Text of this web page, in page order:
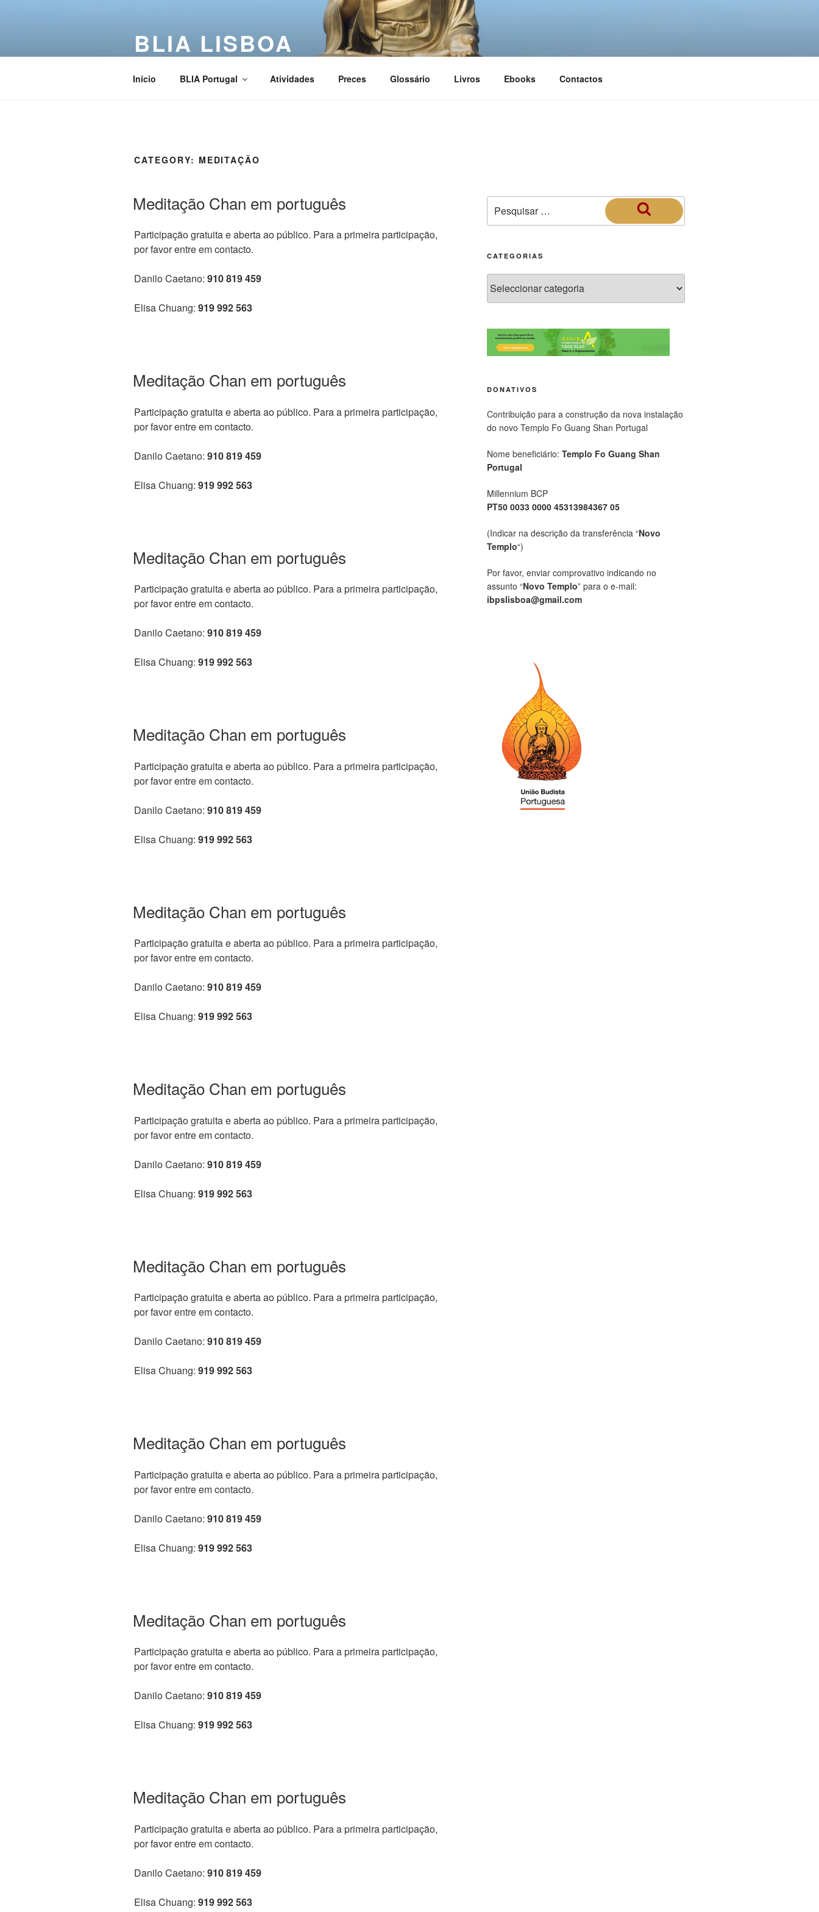
BLIA LISBOA
Início BLIA Portugal Atividades Preces Glossário Livros Ebooks Contactos
CATEGORY: MEDITAÇÃO
Meditação Chan em português
Participação gratuita e aberta ao público. Para a primeira participação,
por favor entre em contacto.
Danilo Caetano: 910 819 459
Elisa Chuang: 919 992 563
Meditação Chan em português
Participação gratuita e aberta ao público. Para a primeira participação,
por favor entre em contacto.
Danilo Caetano: 910 819 459
Elisa Chuang: 919 992 563
Meditação Chan em português
Participação gratuita e aberta ao público. Para a primeira participação,
por favor entre em contacto.
Danilo Caetano: 910 819 459
Elisa Chuang: 919 992 563
Meditação Chan em português
Participação gratuita e aberta ao público. Para a primeira participação,
por favor entre em contacto.
Danilo Caetano: 910 819 459
Elisa Chuang: 919 992 563
Meditação Chan em português
Participação gratuita e aberta ao público. Para a primeira participação,
por favor entre em contacto.
Danilo Caetano: 910 819 459
Elisa Chuang: 919 992 563
Meditação Chan em português
Participação gratuita e aberta ao público. Para a primeira participação,
por favor entre em contacto.
Danilo Caetano: 910 819 459
Elisa Chuang: 919 992 563
Meditação Chan em português
Participação gratuita e aberta ao público. Para a primeira participação,
por favor entre em contacto.
Danilo Caetano: 910 819 459
Elisa Chuang: 919 992 563
Meditação Chan em português
Participação gratuita e aberta ao público. Para a primeira participação,
por favor entre em contacto.
Danilo Caetano: 910 819 459
Elisa Chuang: 919 992 563
Meditação Chan em português
Participação gratuita e aberta ao público. Para a primeira participação,
por favor entre em contacto.
Danilo Caetano: 910 819 459
Elisa Chuang: 919 992 563
Meditação Chan em português
Participação gratuita e aberta ao público. Para a primeira participação,
por favor entre em contacto.
Danilo Caetano: 910 819 459
Elisa Chuang: 919 992 563
CATEGORIAS
DONATIVOS
Contribuição para a construção da nova instalação
do novo Templo Fo Guang Shan Portugal
Nome beneficiário: Templo Fo Guang Shan
Portugal
Millennium BCP
PT50 0033 0000 45313984367 05
(Indicar na descrição da transferência “Novo
Templo“)
Por favor, enviar comprovativo indicando no
assunto “Novo Templo” para o e-mail:
ibpslisboa@gmail.com